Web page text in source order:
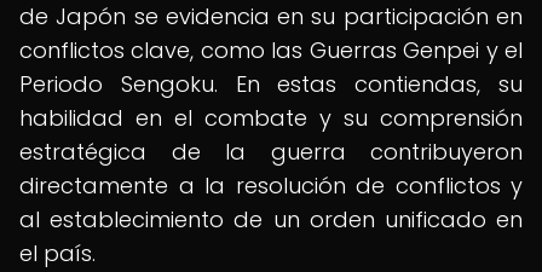
de Japón se evidencia en su participación en
conflictos clave, como las Guerras Genpei y el
Periodo Sengoku. En estas contiendas, su
habilidad en el combate y su comprensión
estratégica de la guerra contribuyeron
directamente a la resolución de conflictos y
al establecimiento de un orden unificado en
el país.